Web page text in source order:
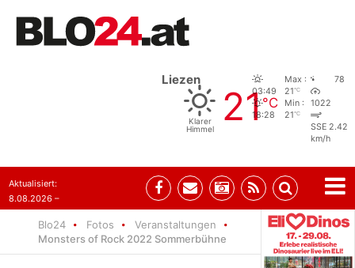
Liezen
Klarer
Himmel
21°C
03:49
18:28
Max :
21°C
Min :
21°C
78
1022
SSE 2.42
km/h
Aktualisiert:
8.08.2026 –
Blo24 Fotos
Veranstaltungen
Monsters of Rock 2022 Sommerbühne